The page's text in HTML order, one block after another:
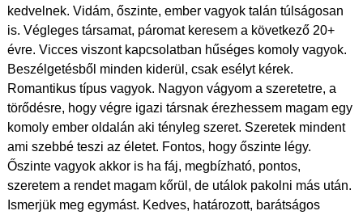
kedvelnek. Vidám, őszinte, ember vagyok talán túlságosan
is. Végleges társamat, páromat keresem a következő 20+
évre. Vicces viszont kapcsolatban hűséges komoly vagyok.
Beszélgetésből minden kiderül, csak esélyt kérek.
Romantikus típus vagyok. Nagyon vágyom a szeretetre, a
törődésre, hogy végre igazi társnak érezhessem magam egy
komoly ember oldalán aki tényleg szeret. Szeretek mindent
ami szebbé teszi az életet. Fontos, hogy őszinte légy.
Őszinte vagyok akkor is ha fáj, megbízható, pontos,
szeretem a rendet magam kőrül, de utálok pakolni más után.
Ismerjük meg egymást. Kedves, határozott, barátságos